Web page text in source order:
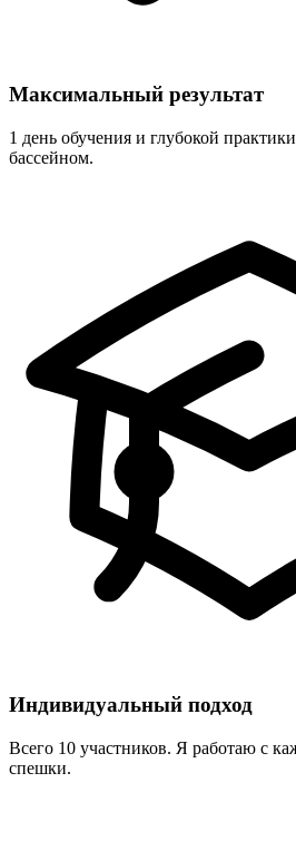
Максимальный результат
1 день обучения и глубокой
бассейном.
Индивидуальный подход
Всего 10 участников. Я работаю с
спешки.